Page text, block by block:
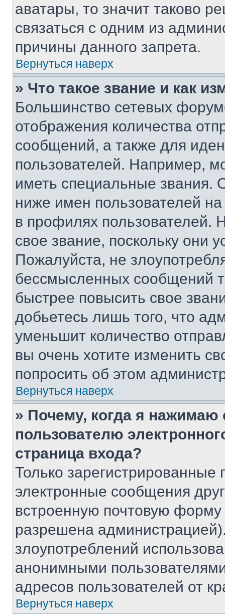
аватары, то значит таково
связаться с одним из
причины данного запрета.
Вернуться наверх
» Что такое звание и как
Большинство сетевых
отображения количества
сообщений, а также для
пользователей. Например,
иметь специальные звания.
ниже имен пользователей
в профилях
свое звание, поскольку они
Пожалуйста, не
бессмысленных сообщений
быстрее повысить свое
добьетесь лишь того, что
уменьшит количество
вы очень хотите изменить
попросить об этом
Вернуться наверх
» Почему, когда я нажимаю
пользователю
страница входа?
Только зарегистрированные
электронные сообщения
встроенную почтовую
разрешена
злоупотреблений
анонимными
адресов пользователей от
Вернуться наверх